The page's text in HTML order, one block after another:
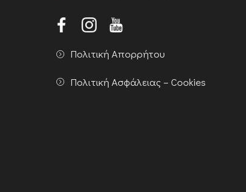
Πολιτική Απορρήτου
Πολιτική Ασφάλειας – Cookies